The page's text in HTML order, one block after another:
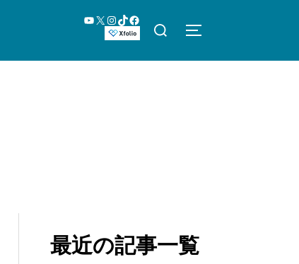
YouTube
X Instagram
TikTokFacebook
検
対
サイドバーとナビ
最近の記事一覧